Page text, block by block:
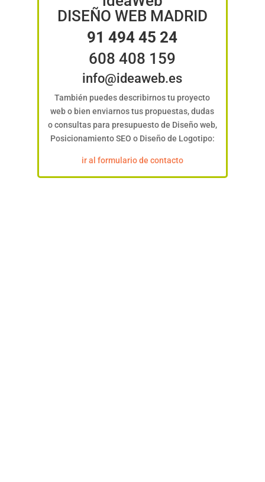
DISEÑO WEB MADRID
91 494 45 24
608 408 159
info@ideaweb.es
También puedes describirnos tu proyecto
web o bien enviarnos tus propuestas, dudas
o consultas para presupuesto de Diseño web,
Posicionamiento SEO o Diseño de Logotipo:
ir al formulario de contacto